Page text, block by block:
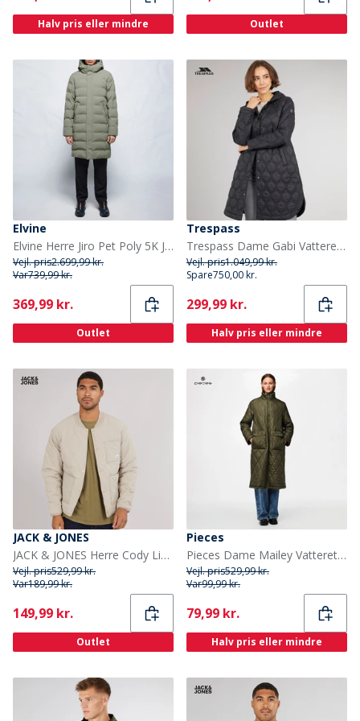
Halv pris eller mindre Outlet
Elvine
Elvine Herre Jiro Pet Poly 5K Jakke Salvie
Vejl. pris2.699,99 kr.
Var739,99 kr.
Current
369,99 kr.
Outlet
Trespass
Trespass Dame Gabi Vatteret Sort
Vejl. pris1.049,99 kr.
Spare750,00 kr.
Current
299,99 kr.
Halv pris eller mindre
JACK & JONES
JACK & JONES Herre Cody Liner Jakker Grå
Vejl. pris529,99 kr.
Var189,99 kr.
Current
149,99 kr.
Outlet
Pieces
Pieces Dame Mailey Vatteret Grøn
Vejl. pris529,99 kr.
Var99,99 kr.
Current
79,99 kr.
Halv pris eller mindre